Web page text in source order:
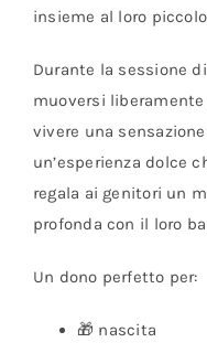
insieme al loro
Durante la sessione di
muoversi liberamente
vivere una
un’esperienza dolce
regala ai genitori un
profonda con il loro
Un dono perfetto per:
🎁 nascita